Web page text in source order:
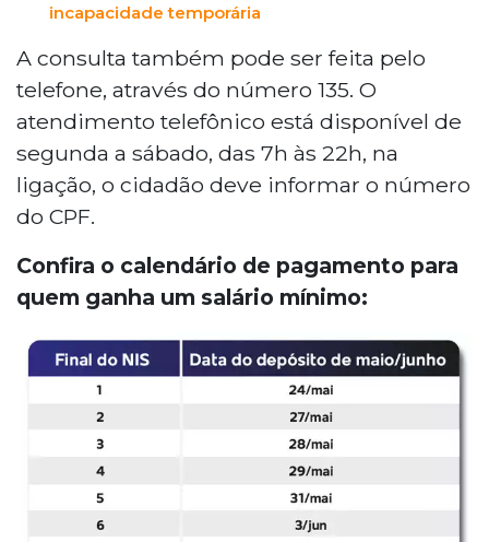
incapacidade temporária
A consulta também pode ser feita pelo
telefone, através do número 135. O
atendimento telefônico está disponível de
segunda a sábado, das 7h às 22h, na
ligação, o cidadão deve informar o número
do CPF.
Confira o calendário de pagamento para
quem ganha um salário mínimo: